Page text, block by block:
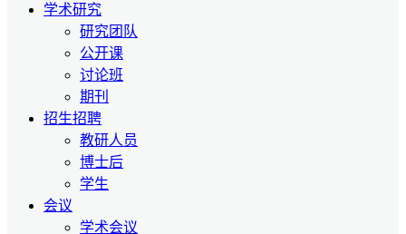
学术研究
研究团队
公开课
讨论班
期刊
招生招聘
教研人员
博士后
学生
会议
学术会议